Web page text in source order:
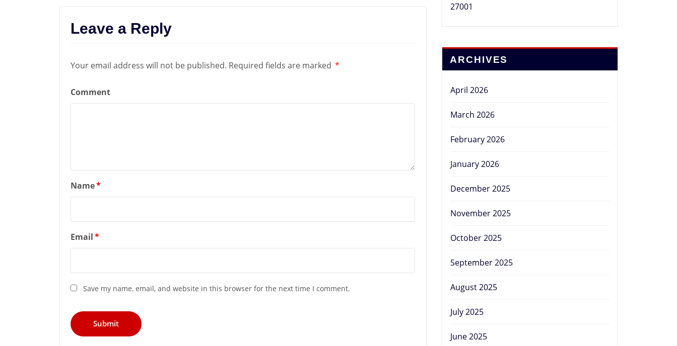
Leave a Reply
Your email address will not be published. Required fields are marked *
Comment
Name*
Email*
Save my name, email, and website in this browser for the next time I comment.
27001
ARCHIVES
April 2026
March 2026
February 2026
January 2026
December 2025
November 2025
October 2025
September 2025
August 2025
July 2025
June 2025